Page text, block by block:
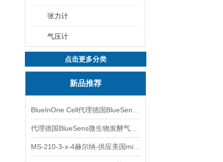
张力计
气压计
点击更多分类
新品推荐